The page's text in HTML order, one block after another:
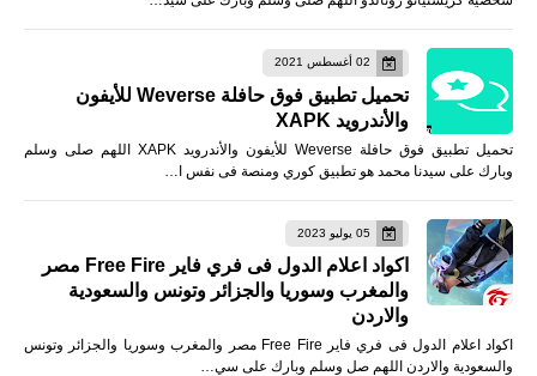
02 أغسطس 2021
تحميل تطبيق فوق حافلة Weverse للأيفون
والأندرويد XAPK
تحميل تطبيق فوق حافلة Weverse للأيفون والأندرويد XAPK اللهم صلى وسلم
وبارك على سيدنا محمد هو تطبيق كوري ومنصة فى نفس ا…
05 يوليو 2023
اكواد اعلام الدول فى فري فاير Free Fire مصر
والمغرب وسوريا والجزائر وتونس والسعودية
والاردن
اكواد اعلام الدول فى فري فاير Free Fire مصر والمغرب وسوريا والجزائر وتونس
والسعودية والاردن اللهم صل وسلم وبارك على سي…